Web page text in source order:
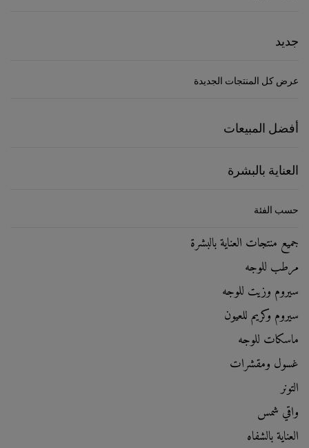
جديد
عرض كل المنتجات الجديدة
أفضل المبيعات
العناية بالبشرة
حسب الفئة
جميع منتجات العناية بالبشرة
مرطب للوجه
سيروم وزيت للوجه
سيروم وكريم للعيون
ماسكات للوجه
غسول ومقشرات
التونر
واقي شمس
العناية بالشفاه